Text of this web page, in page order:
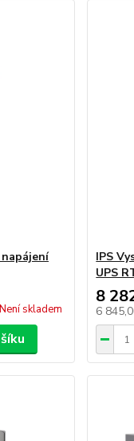
Není skladem
IPS
UPS
8
6